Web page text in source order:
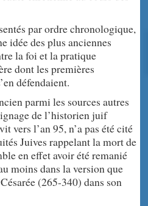
par ordre chronologique,
idée des plus anciennes
la foi et la pratique
dont les premières
défendaient.
parmi les sources autres
de l’historien juif
vers l’an 95, n’a pas été cité
Juives rappelant la mort de
en effet avoir été remanié
moins dans la version que
(265-340) dans son